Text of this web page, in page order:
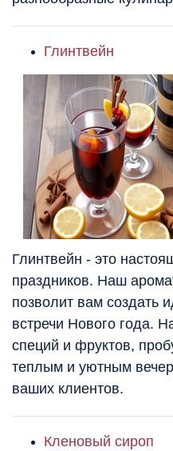
Глинтвейн
Глинтвейн - это
праздников. Наш
позволит вам создать
встречи Нового года.
специй и фруктов,
теплым и уютным
ваших клиентов.
Кленовый сироп